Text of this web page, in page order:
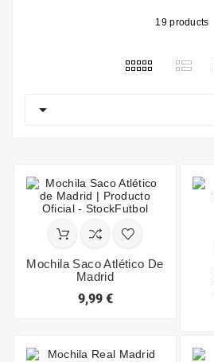
19 products

Mochila Saco Atlético De
Madrid
9,99 €